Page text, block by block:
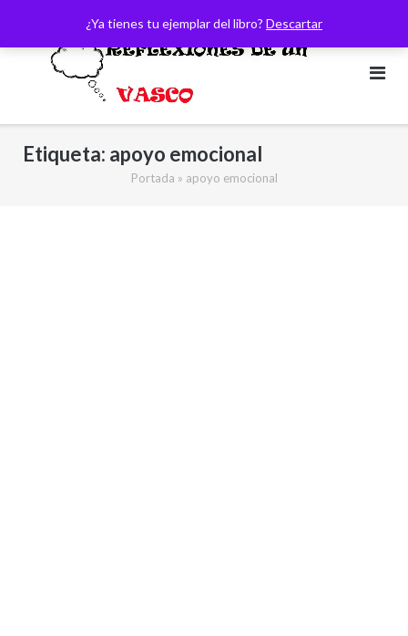
¿Ya tienes tu ejemplar del libro? Descartar
contenido
Etiqueta: apoyo emocional
Portada » apoyo emocional